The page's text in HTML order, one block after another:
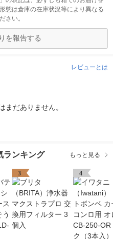
態は倉庫の在庫状況等により異なる
さい。
を報告する
レビューとは
まだありません。
ランキング もっと見る
3 4